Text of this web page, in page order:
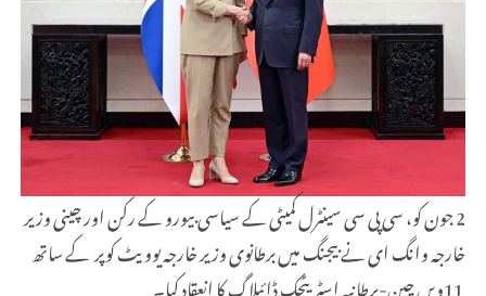
2 جون کو، سی پی سی سینٹرل کمیٹی کے سیاسی بیورو کے رکن اور چینی وزیر
خارجہ وانگ ای نے بیجنگ میں برطانوی وزیر خارجہ یوویٹ کوپر کے ساتھ